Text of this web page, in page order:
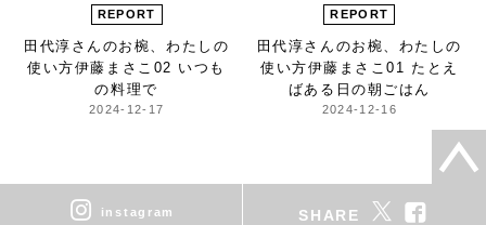
REPORT
田代淳さんのお椀、 わたしの
使い方伊藤まさこ 02 いつも
の料理で
2024-12-17
REPORT
田代淳さんのお椀、 わたしの
使い方伊藤まさこ01 たとえ
ばある日の朝ごはん
2024-12-16
instagram SHARE